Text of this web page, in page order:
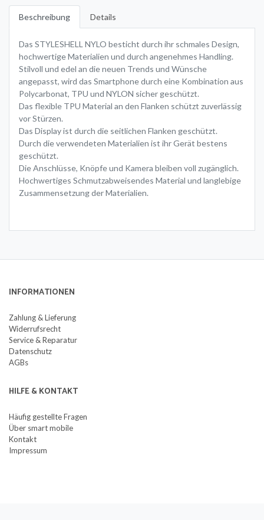
Beschreibung Details
Das STYLESHELL NYLO besticht durch ihr schmales Design,
hochwertige Materialien und durch angenehmes Handling.
Stilvoll und edel an die neuen Trends und Wünsche
angepasst, wird das Smartphone durch eine Kombination aus
Polycarbonat, TPU und NYLON sicher geschützt.
Das flexible TPU Material an den Flanken schützt zuverlässig
vor Stürzen.
Das Display ist durch die seitlichen Flanken geschützt.
Durch die verwendeten Materialien ist ihr Gerät bestens
geschützt.
Die Anschlüsse, Knöpfe und Kamera bleiben voll zugänglich.
Hochwertiges Schmutzabweisendes Material und langlebige
Zusammensetzung der Materialien.
INFORMATIONEN
Zahlung & Lieferung
Widerrufsrecht
Service & Reparatur
Datenschutz
AGBs
HILFE & KONTAKT
Häufig gestellte Fragen
Über smart mobile
Kontakt
Impressum